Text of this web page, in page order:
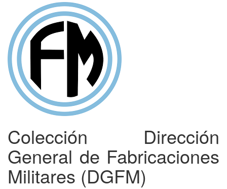
Colección Dirección
General de Fabricaciones
Militares (DGFM)